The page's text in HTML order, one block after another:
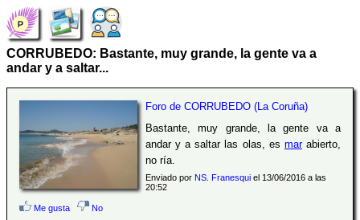
CORRUBEDO: Bastante, muy grande, la gente va a
andar y a saltar...
Foro de CORRUBEDO (La Coruña)
Bastante, muy grande, la gente va a
andar y a saltar las olas, es marabierto,
no ría.
Enviado por NS. Franesquiel 13/06/2016 a las
20:52
Me gusta No